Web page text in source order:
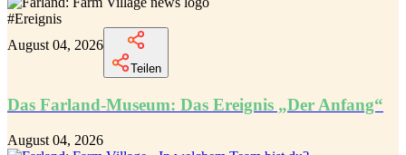
#Ereignis
August 04, 2026
Teilen
Das Farland-Museum: Das Ereignis „Der Anfang“
August 04, 2026